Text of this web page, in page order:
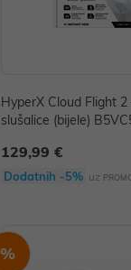
HyperX Cloud Flight
slušalice (bijele)
129,99 €
Dodatnih -5% uz
%